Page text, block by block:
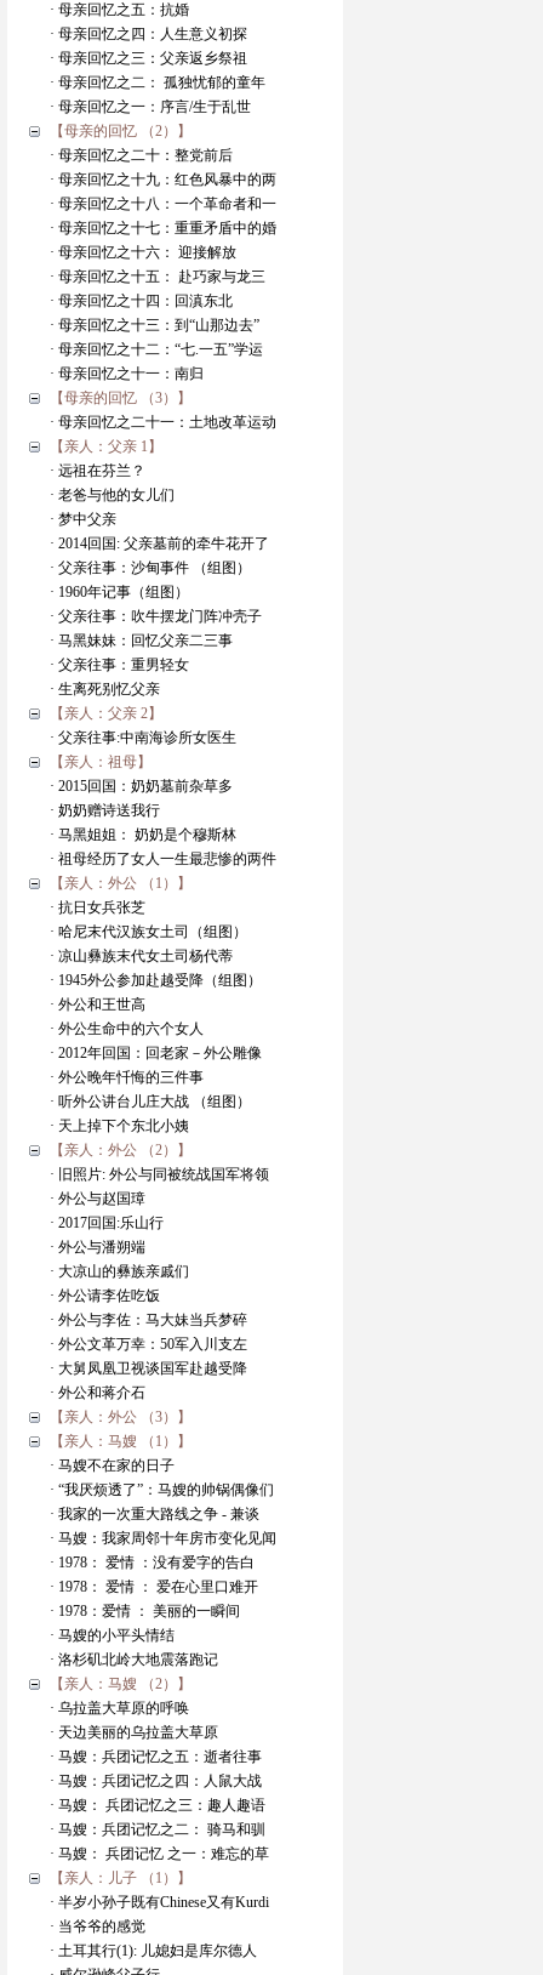
· 母亲回忆之五：抗婚
· 母亲回忆之四：人生意义初探
· 母亲回忆之三：父亲返乡祭祖
· 母亲回忆之二： 孤独忧郁的童年
· 母亲回忆之一：序言/生于乱世
【母亲的回忆 （2）】
· 母亲回忆之二十：整党前后
· 母亲回忆之十九：红色风暴中的两
· 母亲回忆之十八：一个革命者和一
· 母亲回忆之十七：重重矛盾中的婚
· 母亲回忆之十六： 迎接解放
· 母亲回忆之十五： 赴巧家与龙三
· 母亲回忆之十四：回滇东北
· 母亲回忆之十三：到“山那边去”
· 母亲回忆之十二：“七.一五”学运
· 母亲回忆之十一：南归
【母亲的回忆 （3）】
· 母亲回忆之二十一：土地改革运动
【亲人：父亲 1】
· 远祖在芬兰？
· 老爸与他的女儿们
· 梦中父亲
· 2014回国: 父亲墓前的牵牛花开了
· 父亲往事：沙甸事件 （组图）
· 1960年记事（组图）
· 父亲往事：吹牛摆龙门阵冲壳子
· 马黑妹妹：回忆父亲二三事
· 父亲往事：重男轻女
· 生离死别忆父亲
【亲人：父亲 2】
· 父亲往事:中南海诊所女医生
【亲人：祖母】
· 2015回国：奶奶墓前杂草多
· 奶奶赠诗送我行
· 马黑姐姐： 奶奶是个穆斯林
· 祖母经历了女人一生最悲惨的两件
【亲人：外公 （1）】
· 抗日女兵张芝
· 哈尼末代汉族女土司（组图）
· 凉山彝族末代女土司杨代蒂
· 1945外公参加赴越受降（组图）
· 外公和王世高
· 外公生命中的六个女人
· 2012年回国：回老家－外公雕像
· 外公晚年忏悔的三件事
· 听外公讲台儿庄大战 （组图）
· 天上掉下个东北小姨
【亲人：外公 （2）】
· 旧照片: 外公与同被统战国军将领
· 外公与赵国璋
· 2017回国:乐山行
· 外公与潘朔端
· 大凉山的彝族亲戚们
· 外公请李佐吃饭
· 外公与李佐：马大妹当兵梦碎
· 外公文革万幸：50军入川支左
· 大舅凤凰卫视谈国军赴越受降
· 外公和蒋介石
【亲人：外公 （3）】
【亲人：马嫂 （1）】
· 马嫂不在家的日子
· “我厌烦透了”：马嫂的帅锅偶像们
· 我家的一次重大路线之争 - 兼谈
· 马嫂：我家周邻十年房市变化见闻
· 1978： 爱情 ：没有爱字的告白
· 1978： 爱情 ： 爱在心里口难开
· 1978：爱情 ： 美丽的一瞬间
· 马嫂的小平头情结
· 洛杉矶北岭大地震落跑记
【亲人：马嫂 （2）】
· 乌拉盖大草原的呼唤
· 天边美丽的乌拉盖大草原
· 马嫂：兵团记忆之五：逝者往事
· 马嫂：兵团记忆之四：人鼠大战
· 马嫂： 兵团记忆之三：趣人趣语
· 马嫂：兵团记忆之二： 骑马和驯
· 马嫂： 兵团记忆 之一：难忘的草
【亲人：儿子 （1）】
· 半岁小孙子既有Chinese又有Kurdi
· 当爷爷的感觉
· 土耳其行(1): 儿媳妇是库尔德人